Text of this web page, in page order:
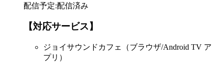
配信予定:配信済み
【対応サービス】
ジョイサウンドカフェ（ブラウザ/Android TV ア
プリ）